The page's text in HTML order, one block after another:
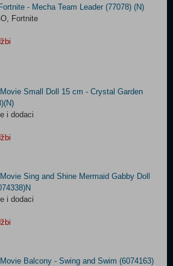
- Mecha Team Leader (77078) (N)
Fortnite
Small Doll 15 cm - Crystal Garden
i dodaci
Sing and Shine Mermaid Gabby Doll
i dodaci
Balcony - Swing and Swim (6074163)